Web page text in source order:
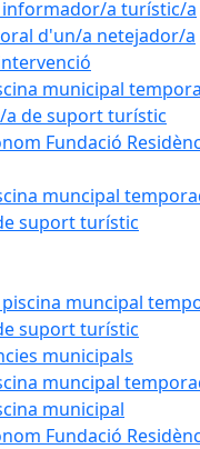
informador/a turístic/a
d'un/a netejador/a
municipal
a de suport turístic
Fundació
muncipal
suport turístic
muncipal
suport turístic
municipals
muncipal
municipal
Fundació